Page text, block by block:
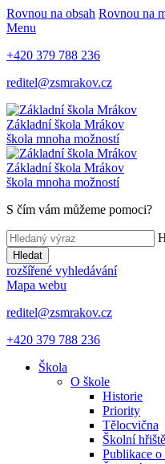
Rovnou na obsah Rovnou na
Menu
+420 379 788 236
reditel@zsmrakov.cz
Základní škola Mrákov
škola mnoha možností
Základní škola Mrákov
škola mnoha možností
S čím vám můžeme pomoci?
Hledat
rozšířené vyhledávání
Mapa webu
reditel@zsmrakov.cz
+420 379 788 236
Škola
O škole
Historie
Priority
Tělocvična
Školní hřiště
Publikace o